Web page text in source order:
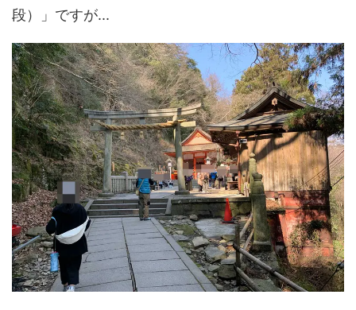
段）」ですが...